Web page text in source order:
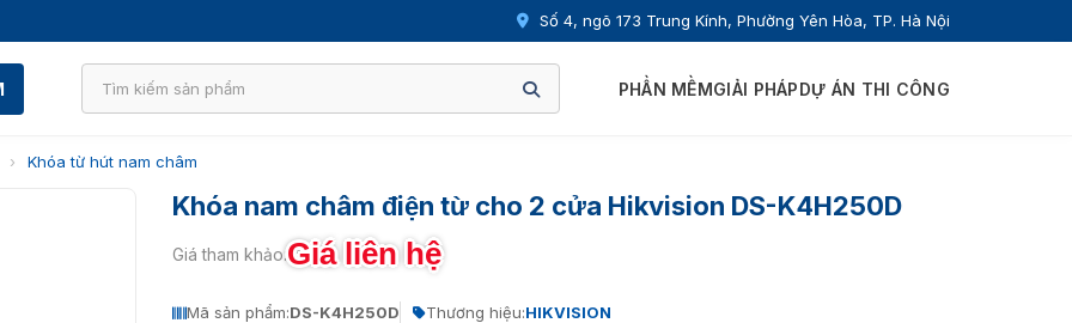
Số 4, ngõ 173 Trung Kính, Phường Yên Hòa, TP. Hà Nội
PHẦN MỀMGIẢI PHÁPDỰ ÁN THI CÔNG
› Khóa từ hút nam châm
Khóa nam châm điện từ cho 2 cửa Hikvision DS-K4H250D
Giá tham khảo:Giá liên hệ
Mã sản phẩm:DS-K4H250D Thương hiệu:HIKVISION